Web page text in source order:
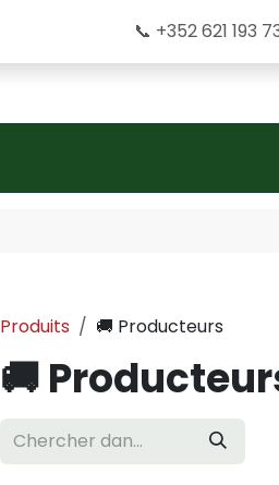
📞 +352 621 193
Produits 🚚 Producteurs
🚚